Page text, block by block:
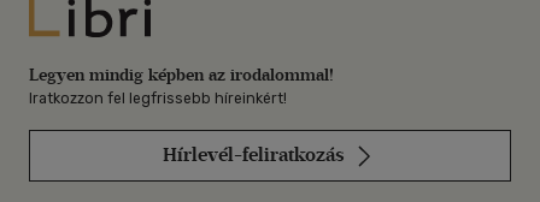
Libri
Legyen mindig képben az irodalommal!
Iratkozzon fel legfrissebb híreinkért!
Hírlevél-feliratkozás